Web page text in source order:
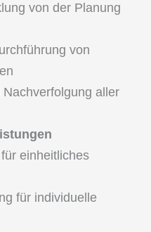
von der Planung
von
aller
einheitliches
für individuelle